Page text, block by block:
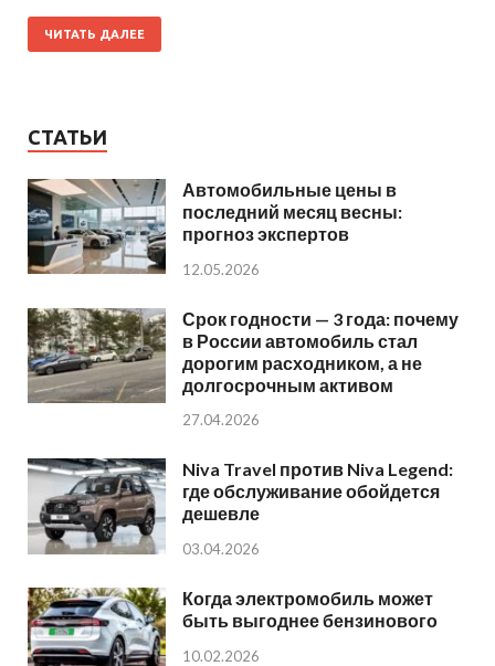
ЧИТАТЬ ДАЛЕЕ
СТАТЬИ
Автомобильные цены в
последний месяц весны:
прогноз экспертов
12.05.2026
Срок годности — 3 года: почему
в России автомобиль стал
дорогим расходником, а не
долгосрочным активом
27.04.2026
Niva Travel против Niva Legend:
где обслуживание обойдется
дешевле
03.04.2026
Когда электромобиль может
быть выгоднее бензинового
10.02.2026